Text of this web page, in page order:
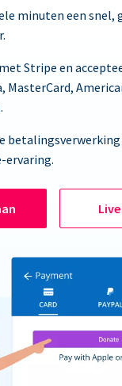
minuten een snel,
Stripe en
MasterCard,
ervaring.